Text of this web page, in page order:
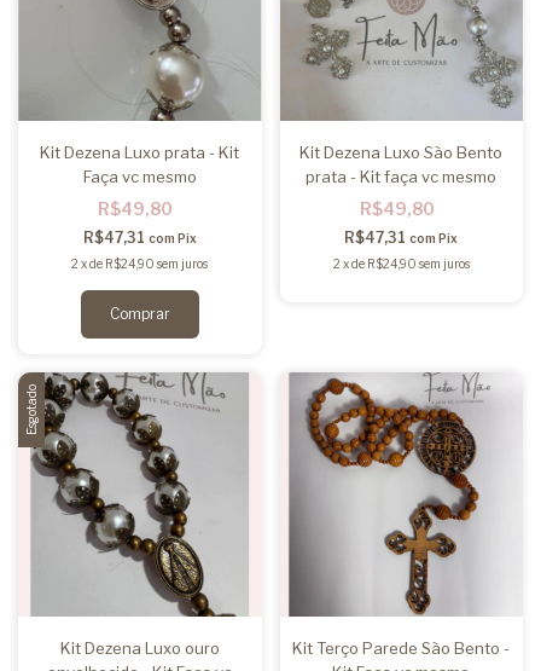
Kit Dezena Luxo prata - Kit
Faça vc mesmo
R$49,80
R$47,31 com Pix
2 xde R$24,90 sem juros
Kit Dezena Luxo São Bento
prata - Kit faça vc mesmo
R$49,80
R$47,31com Pix
2 xde R$24,90 sem juros
Esgotado
Kit Dezena Luxo ouro
Kit Terço Parede São Bento -